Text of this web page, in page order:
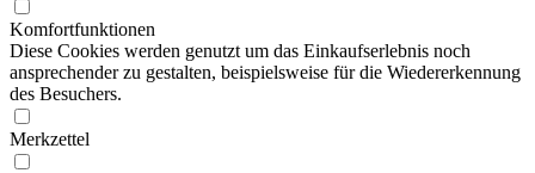
Komfortfunktionen
Diese Cookies werden genutzt um das Einkaufserlebnis noch
ansprechender zu gestalten, beispielsweise für die Wiedererkennung
des Besuchers.
Merkzettel